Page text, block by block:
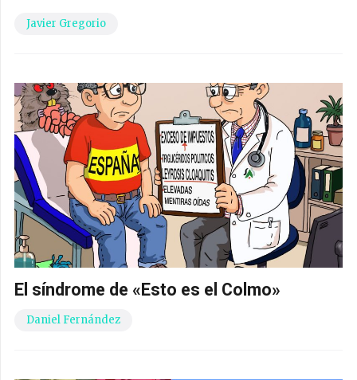
Javier Gregorio
El síndrome de «Esto es el Colmo»
Daniel Fernández